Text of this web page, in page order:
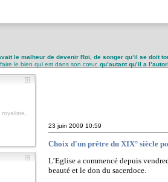
le malheur de devenir Roi, de songer qu’il se doit
faire le bien qui est dans son cœur, qu’autant qu’il a
23 juin 2009 10:59
Choix d'un prêtre du XIX° siècle
L’Eglise a commencé depuis
beauté et le don du sacerdoce.